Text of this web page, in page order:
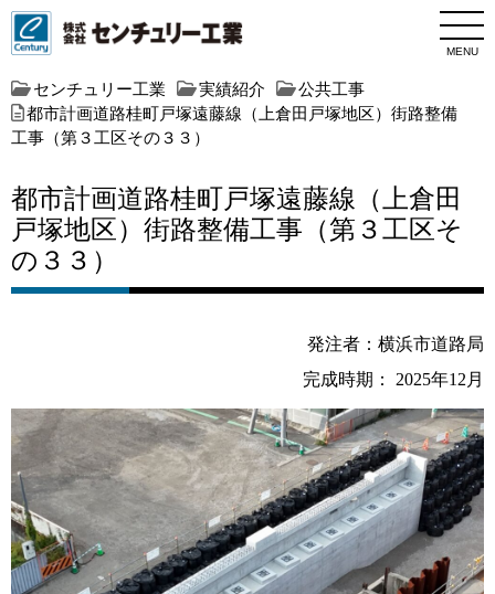
MENU
センチュリー工業 実績紹介
公共工事
都市計画道路桂町戸塚遠藤線（上倉田戸塚地区）街路整備
工事（第３工区その３３）
都市計画道路桂町戸塚遠藤線（上倉田
戸塚地区）街路整備工事（第３工区そ
の３３）
発注者：横浜市道路局
完成時期： 2025年12月